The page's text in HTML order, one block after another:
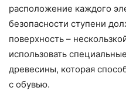
расположение каждого
безопасности ступени
поверхность –
использовать
древесины, которая
с обувью.